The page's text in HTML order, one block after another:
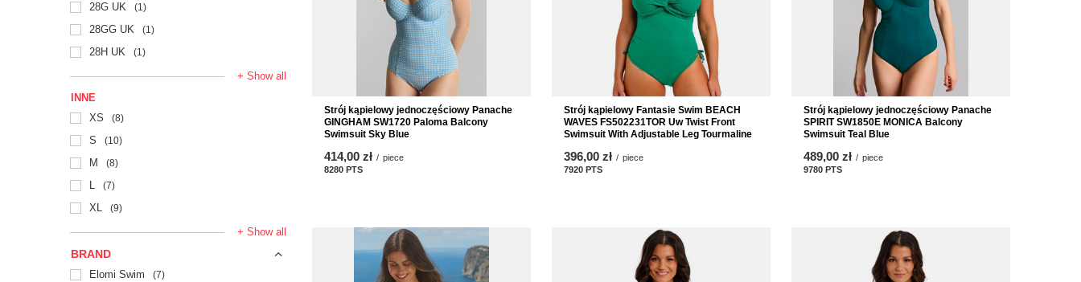
28G UK 1
28GG UK 1
28H UK 1
+ Show all
INNE
XS
8
S 10
M 8
L 7
XL 9
+ Show all
BRAND
Elomi Swim 7
Strój kąpielowy jednoczęściowy Panache
GINGHAM SW1720 Paloma Balcony
Swimsuit Sky Blue
414,00 zł / piece
8280 PTS
Strój kąpielowy Fantasie Swim BEACH
WAVES FS502231TOR Uw Twist Front
Swimsuit With Adjustable Leg Tourmaline
396,00 zł / piece
7920 PTS
Strój kąpielowy jednoczęściowy Panache
SPIRIT SW1850E MONICA Balcony
Swimsuit Teal Blue
489,00 zł / piece
9780 PTS